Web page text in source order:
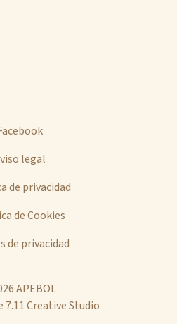
legal
de privacidad
de Cookies
de privacidad
APEBOL
7.11 Creative Studio